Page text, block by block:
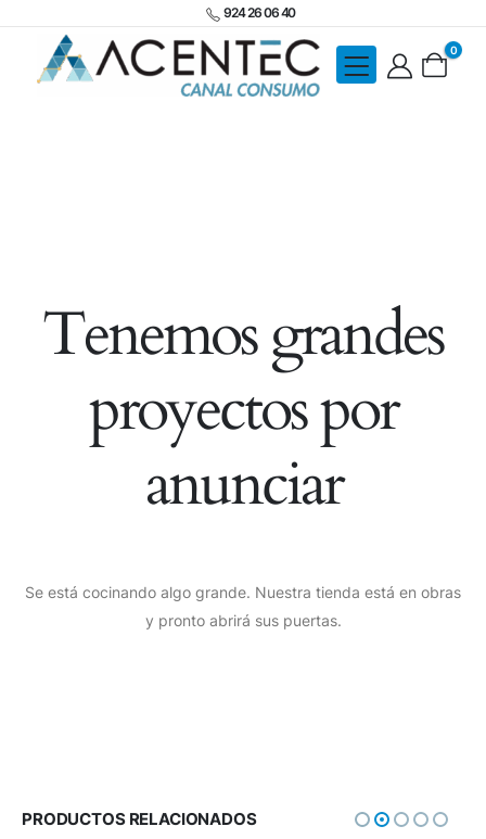
924 26 06 40
0
Tenemos grandes
proyectos por
anunciar
Se está cocinando algo grande. Nuestra tienda está en obras
y pronto abrirá sus puertas.
PRODUCTOS RELACIONADOS